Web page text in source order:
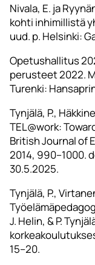
Nivala, E. ja
kohti inhimillistä
uud. p. Helsinki:
Opetushallitus
perusteet 2022.
Turenki:
Tynjälä, P.,
TEL@work:
British Journal of
2014, 990–1000.
30.5.2025.
Tynjälä, P.,
J. Helin, & P.
15–20.